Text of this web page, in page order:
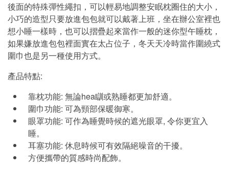
後面的特殊彈性繩扣，可以輕易地調整安眠枕圈住的大小，
小巧的造型只要放進包包就可以戴著上班，坐在辦公室裡也
想小睡一樣時，也可以摺疊起來當作一般的迷你型午睡枕，
如果嫌放進包包裡面實在太占位子，冬天天冷時當作圍繞式
圍巾也是另一種使用方式。
產品特點:
靠枕功能: 無論hea瞓或熟睡都更加舒適。
圍巾功能: 可為頸部保暖御寒。
眼罩功能: 可作為睡覺時候的遮光眼罩, 令你更宜入
睡。
耳塞功能: 休息時候可有效隔絕噪音的干擾。
方便攜帶的質感時尚配飾。